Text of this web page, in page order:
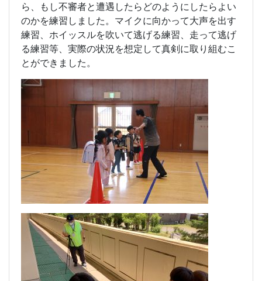
ら、もし不審者と遭遇したらどのようにしたらよい
のかを練習しました。マイクに向かって大声を出す
練習、ホイッスルを吹いて逃げる練習、走って逃げ
る練習等、実際の状況を想定して真剣に取り組むこ
とができました。